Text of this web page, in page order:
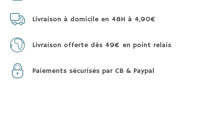
Livraison à domicile en 48H à 4,90€
Livraison offerte dès 49€ en point relais
Paiements sécurisés par CB & Paypal